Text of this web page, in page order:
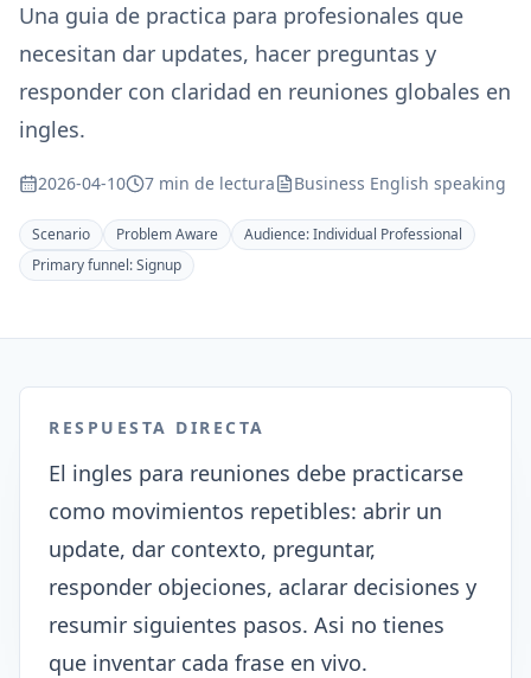
Una guia de practica para profesionales que
necesitan dar updates, hacer preguntas y
responder con claridad en reuniones globales en
ingles.
2026-04-10 7 min de lectura Business English speaking
Scenario Problem Aware Audience:Individual Professional
Primary funnel:Signup
RESPUESTA DIRECTA
El ingles para reuniones debe practicarse
como movimientos repetibles: abrir un
update, dar contexto, preguntar,
responder objeciones, aclarar decisiones y
resumir siguientes pasos. Asi no tienes
que inventar cada frase en vivo.